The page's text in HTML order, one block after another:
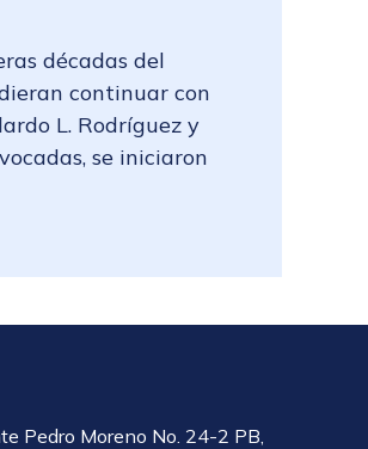
décadas del
continuar con
L. Rodríguez y
se iniciaron
Pedro Moreno No. 24-2 PB,